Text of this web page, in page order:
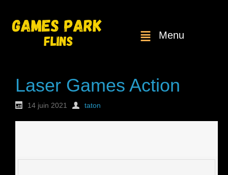
Menu
Laser Games Action
14 juin 2021 taton